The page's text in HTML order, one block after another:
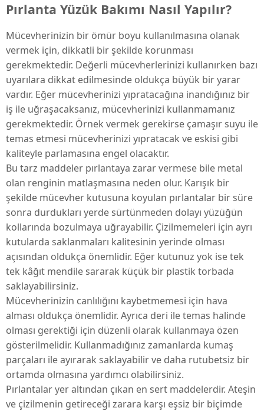
Pırlanta Yüzük Bakımı Nasıl Yapılır?
Mücevherinizin bir ömür boyu kullanılmasına olanak
vermek için, dikkatli bir şekilde korunması
gerekmektedir. Değerli mücevherlerinizi kullanırken bazı
uyarılara dikkat edilmesinde oldukça büyük bir yarar
vardır. Eğer mücevherinizi yıpratacağına inandığınız bir
iş ile uğraşacaksanız, mücevherinizi kullanmamanız
gerekmektedir. Örnek vermek gerekirse çamaşır suyu ile
temas etmesi mücevherinizi yıpratacak ve eskisi gibi
kaliteyle parlamasına engel olacaktır.
Bu tarz maddeler pırlantaya zarar vermese bile metal
olan renginin matlaşmasına neden olur. Karışık bir
şekilde mücevher kutusuna koyulan pırlantalar bir süre
sonra durdukları yerde sürtünmeden dolayı yüzüğün
kollarında bozulmaya uğrayabilir. Çizilmemeleri için ayrı
kutularda saklanmaları kalitesinin yerinde olması
açısından oldukça önemlidir. Eğer kutunuz yok ise tek
tek kâğıt mendile sararak küçük bir plastik torbada
saklayabilirsiniz.
Mücevherinizin canlılığını kaybetmemesi için hava
alması oldukça önemlidir. Ayrıca deri ile temas halinde
olması gerektiği için düzenli olarak kullanmaya özen
gösterilmelidir. Kullanmadığınız zamanlarda kumaş
parçaları ile ayırarak saklayabilir ve daha rutubetsiz bir
ortamda olmasına yardımcı olabilirsiniz.
Pırlantalar yer altından çıkan en sert maddelerdir. Ateşin
ve çizilmenin getireceği zarara karşı eşsiz bir biçimde